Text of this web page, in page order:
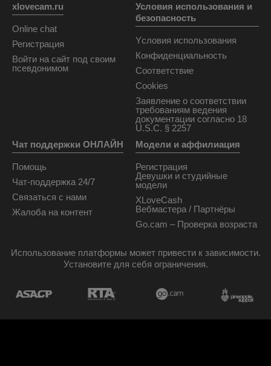
xlovecam.ru
Online chat
Регистрация
Войти на сайт под своим
псевдонимом
Условия использования и
безопасность
Yсловия использования
Конфиденциальность
Соответствие
Cookies
Заявление о соответствии
требованиям ведения
документации согласно 18
U.S.C. § 2257
Чат поддержки ОНЛАЙН
Помощь
Чат-поддержка 24/7
Связаться с нами
Жалоба на контент
Модели и аффилиация
Регистрация
Девушки и студийные
модели
XLoveCash
Вебмастера / Партнёры
Go.cam – Проверка возраста
Использование платформы может привести к зависимости.
Установите для себя ограничения.